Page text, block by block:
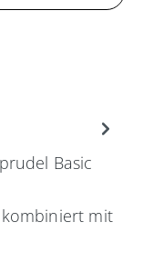
Basic
kombiniert mit